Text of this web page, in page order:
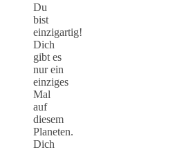
Du
bist
einzigartig!
Dich
gibt es
nur ein
einziges
Mal
auf
diesem
Planeten.
Dich